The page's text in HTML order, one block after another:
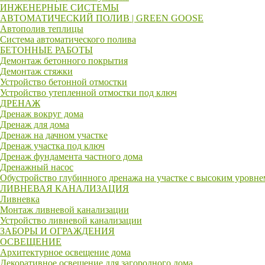
ИНЖЕНЕРНЫЕ СИСТЕМЫ
АВТОМАТИЧЕСКИЙ ПОЛИВ | GREEN GOOSE
Автополив теплицы
Система автоматического полива
БЕТОННЫЕ РАБОТЫ
Демонтаж бетонного покрытия
Демонтаж стяжки
Устройство бетонной отмостки
Устройство утепленной отмостки под ключ
ДРЕНАЖ
Дренаж вокруг дома
Дренаж для дома
Дренаж на дачном участке
Дренаж участка под ключ
Дренаж фундамента частного дома
Дренажный насос
Обустройство глубинного дренажа на участке с высоким
ЛИВНЕВАЯ КАНАЛИЗАЦИЯ
Ливневка
Монтаж ливневой канализации
Устройство ливневой канализации
ЗАБОРЫ И ОГРАЖДЕНИЯ
ОСВЕЩЕНИЕ
Архитектурное освещение дома
Декоративное освещение для загородного дома